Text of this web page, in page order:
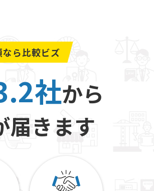
ら比較ビズ
社から
届きます